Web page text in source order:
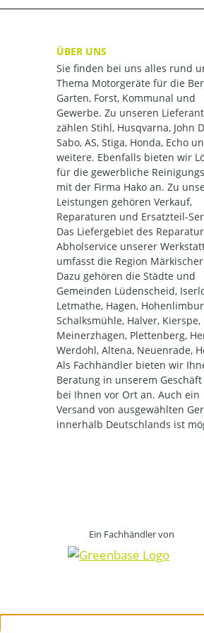
ÜBER UNS
Sie finden bei uns alles rund
Thema Motorgeräte für die
Garten, Forst, Kommunal und
Gewerbe. Zu unseren
zählen Stihl, Husqvarna, John
Sabo, AS, Stiga, Honda, Echo
weitere. Ebenfalls bieten wir
für die gewerbliche
mit der Firma Hako an. Zu
Leistungen gehören Verkauf,
Reparaturen und Ersatzteil-
Das Liefergebiet des
Abholservice unserer
umfasst die Region
Dazu gehören die Städte und
Gemeinden Lüdenscheid,
Letmathe, Hagen,
Schalksmühle, Halver, Kierspe,
Meinerzhagen, Plettenberg,
Werdohl, Altena, Neuenrade,
Als Fachhändler bieten wir
Beratung in unserem
bei Ihnen vor Ort an. Auch ein
Versand von ausgewählten
innerhalb Deutschlands ist
Ein Fachhändler von